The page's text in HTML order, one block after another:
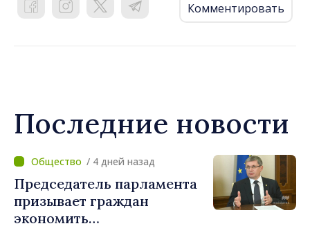
Комментировать
Последние новости
/ 4 дней назад
Председатель парламента
призывает граждан
экономить